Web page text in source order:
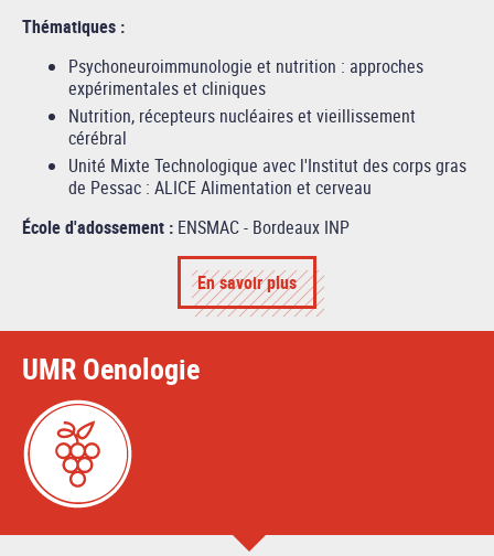
Thématiques :
Psychoneuroimmunologie et nutrition : approches
expérimentales et cliniques
Nutrition, récepteurs nucléaires et vieillissement
cérébral
Unité Mixte Technologique avec l'Institut des corps gras
de Pessac : ALICE Alimentation et cerveau
École d'adossement : ENSMAC - Bordeaux INP
En savoir plus
UMR Oenologie